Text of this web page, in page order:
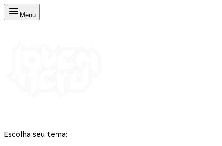
Menu
Escolha seu tema: